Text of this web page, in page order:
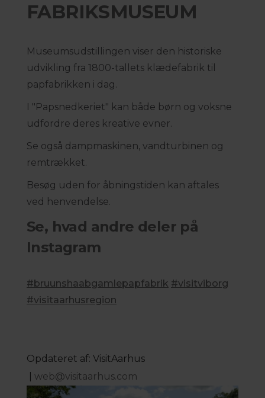
FABRIKSMUSEUM
Museumsudstillingen viser den historiske
udvikling fra 1800-tallets klædefabrik til
papfabrikken i dag.
I "Papsnedkeriet" kan både børn og voksne
udfordre deres kreative evner.
Se også dampmaskinen, vandturbinen og
remtrækket.
Besøg uden for åbningstiden kan aftales
ved henvendelse.
Se, hvad andre deler på
Instagram
#bruunshaabgamlepapfabrik #visitviborg
#visitaarhusregion
Opdateret af: VisitAarhus
web@visitaarhus.com